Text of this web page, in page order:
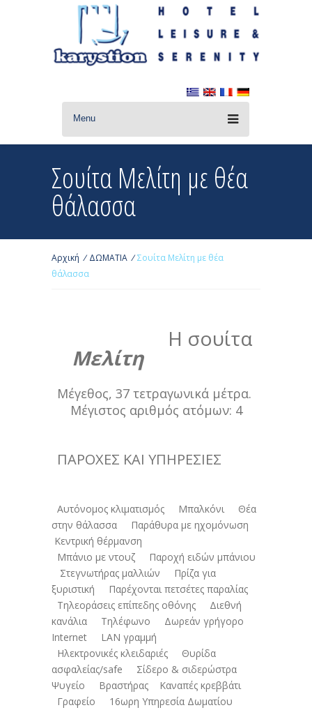
Menu
Σουίτα Μελίτη με θέα
θάλασσα
Αρχική /ΔΩΜΑΤΙΑ /Σουίτα Μελίτη με θέα
θάλασσα
Η σουίτα
Μελίτη
Μέγεθος, 37 τετραγωνικά μέτρα.
Μέγιστος αριθμός ατόμων: 4
ΠΑΡΟΧΕΣ ΚΑΙ ΥΠΗΡΕΣΙΕΣ
Αυτόνομος κλιματισμός Μπαλκόνι Θέα
στην θάλασσα Παράθυρα με ηχομόνωση
Κεντρική θέρμανση
Μπάνιο με ντουζ Παροχή ειδών μπάνιου
Στεγνωτήρας μαλλιών Πρίζα για
ξυριστική Παρέχονται πετσέτες παραλίας
Τηλεοράσεις επίπεδης οθόνης Διεθνή
κανάλια Τηλέφωνο Δωρεάν γρήγορο
Internet LAN γραμμή
Ηλεκτρονικές κλειδαριές Θυρίδα
ασφαλείας/safe Σίδερο & σιδερώστρα
Ψυγείο Βραστήρας Καναπές κρεββάτι
Γραφείο 16ωρη Υπηρεσία Δωματίου